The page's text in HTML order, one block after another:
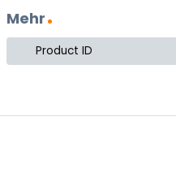
Mehr
Product ID